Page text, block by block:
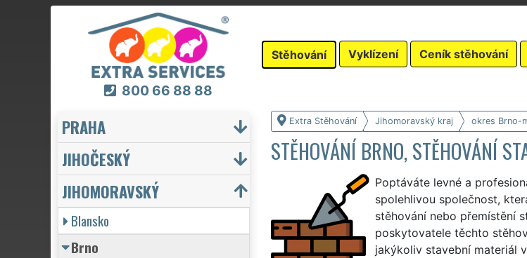
800 66 88 88
Stěhování Vyklízení Ceník stěhování
Extra Stěhování Jihomoravský kraj okres Brno-
STĚHOVÁNÍ BRNO, STĚHOVÁNÍ
Poptáváte levné a
spolehlivou společnost,
stěhování nebo přemístění
poskytovatele těchto
jakýkoliv stavební materiál
PRAHA
JIHOČESKÝ
JIHOMORAVSKÝ
Blansko
Brno